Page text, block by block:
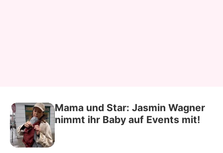
Mama und Star: Jasmin Wagner
nimmt ihr Baby auf Events mit!